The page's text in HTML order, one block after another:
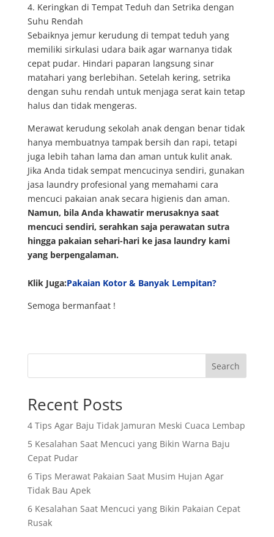
4. Keringkan di Tempat Teduh dan Setrika dengan
Suhu Rendah
Sebaiknya jemur kerudung di tempat teduh yang
memiliki sirkulasi udara baik agar warnanya tidak
cepat pudar. Hindari paparan langsung sinar
matahari yang berlebihan. Setelah kering, setrika
dengan suhu rendah untuk menjaga serat kain tetap
halus dan tidak mengeras.
Merawat kerudung sekolah anak dengan benar tidak
hanya membuatnya tampak bersih dan rapi, tetapi
juga lebih tahan lama dan aman untuk kulit anak.
Jika Anda tidak sempat mencucinya sendiri, gunakan
jasa laundry profesional yang memahami cara
mencuci pakaian anak secara higienis dan aman.
Namun, bila Anda khawatir merusaknya saat
mencuci sendiri, serahkan saja perawatan sutra
hingga pakaian sehari-hari ke jasa laundry kami
yang berpengalaman.
Klik Juga:Pakaian Kotor & Banyak Lempitan?
Semoga bermanfaat !
Search
Recent Posts
4 Tips Agar Baju Tidak Jamuran Meski Cuaca Lembap
5 Kesalahan Saat Mencuci yang Bikin Warna Baju
Cepat Pudar
6 Tips Merawat Pakaian Saat Musim Hujan Agar
Tidak Bau Apek
6 Kesalahan Saat Mencuci yang Bikin Pakaian Cepat
Rusak